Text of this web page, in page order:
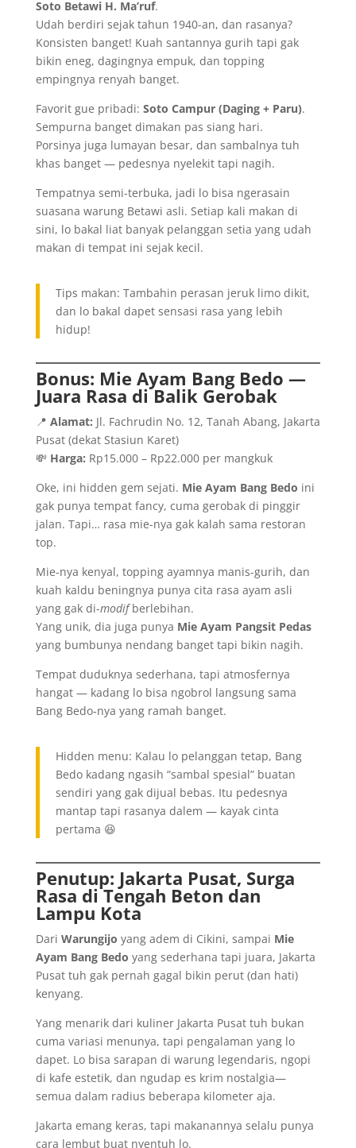
Soto Betawi H. Ma’ruf.
Udah berdiri sejak tahun 1940-an, dan rasanya?
Konsisten banget! Kuah santannya gurih tapi gak
bikin eneg, dagingnya empuk, dan topping
empingnya renyah banget.
Favorit gue pribadi: Soto Campur (Daging + Paru).
Sempurna banget dimakan pas siang hari.
Porsinya juga lumayan besar, dan sambalnya tuh
khas banget — pedesnya nyelekit tapi nagih.
Tempatnya semi-terbuka, jadi lo bisa ngerasain
suasana warung Betawi asli. Setiap kali makan di
sini, lo bakal liat banyak pelanggan setia yang udah
makan di tempat ini sejak kecil.
Tips makan: Tambahin perasan jeruk limo dikit,
dan lo bakal dapet sensasi rasa yang lebih
hidup!
Bonus: Mie Ayam Bang Bedo —
Juara Rasa di Balik Gerobak
📍 Alamat: Jl. Fachrudin No. 12, Tanah Abang, Jakarta
Pusat (dekat Stasiun Karet)
💸 Harga: Rp15.000 – Rp22.000 per mangkuk
Oke, ini hidden gem sejati. Mie Ayam Bang Bedo ini
gak punya tempat fancy, cuma gerobak di pinggir
jalan. Tapi… rasa mie-nya gak kalah sama restoran
top.
Mie-nya kenyal, topping ayamnya manis-gurih, dan
kuah kaldu beningnya punya cita rasa ayam asli
yang gak di-modifberlebihan.
Yang unik, dia juga punya Mie Ayam Pangsit Pedas
yang bumbunya nendang banget tapi bikin nagih.
Tempat duduknya sederhana, tapi atmosfernya
hangat — kadang lo bisa ngobrol langsung sama
Bang Bedo-nya yang ramah banget.
Hidden menu: Kalau lo pelanggan tetap, Bang
Bedo kadang ngasih “sambal spesial” buatan
sendiri yang gak dijual bebas. Itu pedesnya
mantap tapi rasanya dalem — kayak cinta
pertama 😆
Penutup: Jakarta Pusat, Surga
Rasa di Tengah Beton dan
Lampu Kota
Dari Warungijo yang adem di Cikini, sampai Mie
Ayam Bang Bedo yang sederhana tapi juara, Jakarta
Pusat tuh gak pernah gagal bikin perut (dan hati)
kenyang.
Yang menarik dari kuliner Jakarta Pusat tuh bukan
cuma variasi menunya, tapi pengalaman yang lo
dapet. Lo bisa sarapan di warung legendaris, ngopi
di kafe estetik, dan ngudap es krim nostalgia—
semua dalam radius beberapa kilometer aja.
Jakarta emang keras, tapi makanannya selalu punya
cara lembut buat nyentuh lo.